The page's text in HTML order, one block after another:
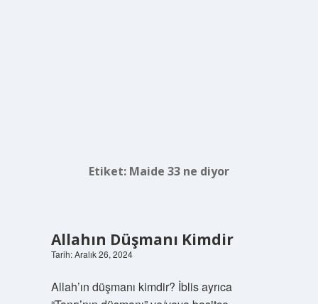
Etiket: Maide 33 ne diyor
Allahın Düşmanı Kimdir
Tarih: Aralık 26, 2024
Allah’ın düşmanı kimdir? İblis ayrıca